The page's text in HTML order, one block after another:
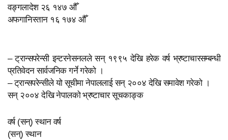
वङ्गलादेश २६ १४७ औँ
अफगानिस्तान १६ १७४ औँ
– ट्रान्सपरेन्सी इन्टरनेसनलले सन् १९९५ देखि हरेक वर्ष भ्रष्टाचारसम्बन्धी
प्रतिवेदन सार्वजनिक गर्ने गरेको ।
– ट्रान्सपरेन्सीले यो सूचीमा नेपाललाई सन् २००४ देखि समावेश गरेको ।
सन् २००४ देखि नेपालको भ्रष्टाचार सूचकाङ्क
वर्ष (सन्) स्थान वर्ष
(सन्) स्थान